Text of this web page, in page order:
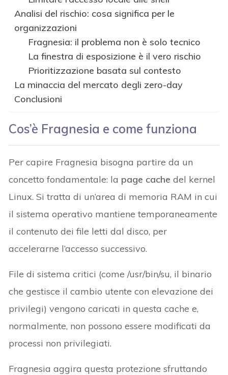
Analisi del rischio: cosa significa per le
organizzazioni
Fragnesia: il problema non è solo tecnico
La finestra di esposizione è il vero rischio
Prioritizzazione basata sul contesto
La minaccia del mercato degli zero-day
Conclusioni
Cos’è Fragnesia e come funziona
Per capire Fragnesia bisogna partire da un
concetto fondamentale: la page cache del kernel
Linux. Si tratta di un’area di memoria RAM in cui
il sistema operativo mantiene temporaneamente
il contenuto dei file letti dal disco, per
accelerarne l’accesso successivo.
File di sistema critici (come /usr/bin/su, il binario
che gestisce il cambio utente con elevazione dei
privilegi) vengono caricati in questa cache e,
normalmente, non possono essere modificati da
processi non privilegiati.
Fragnesia aggira questa protezione sfruttando